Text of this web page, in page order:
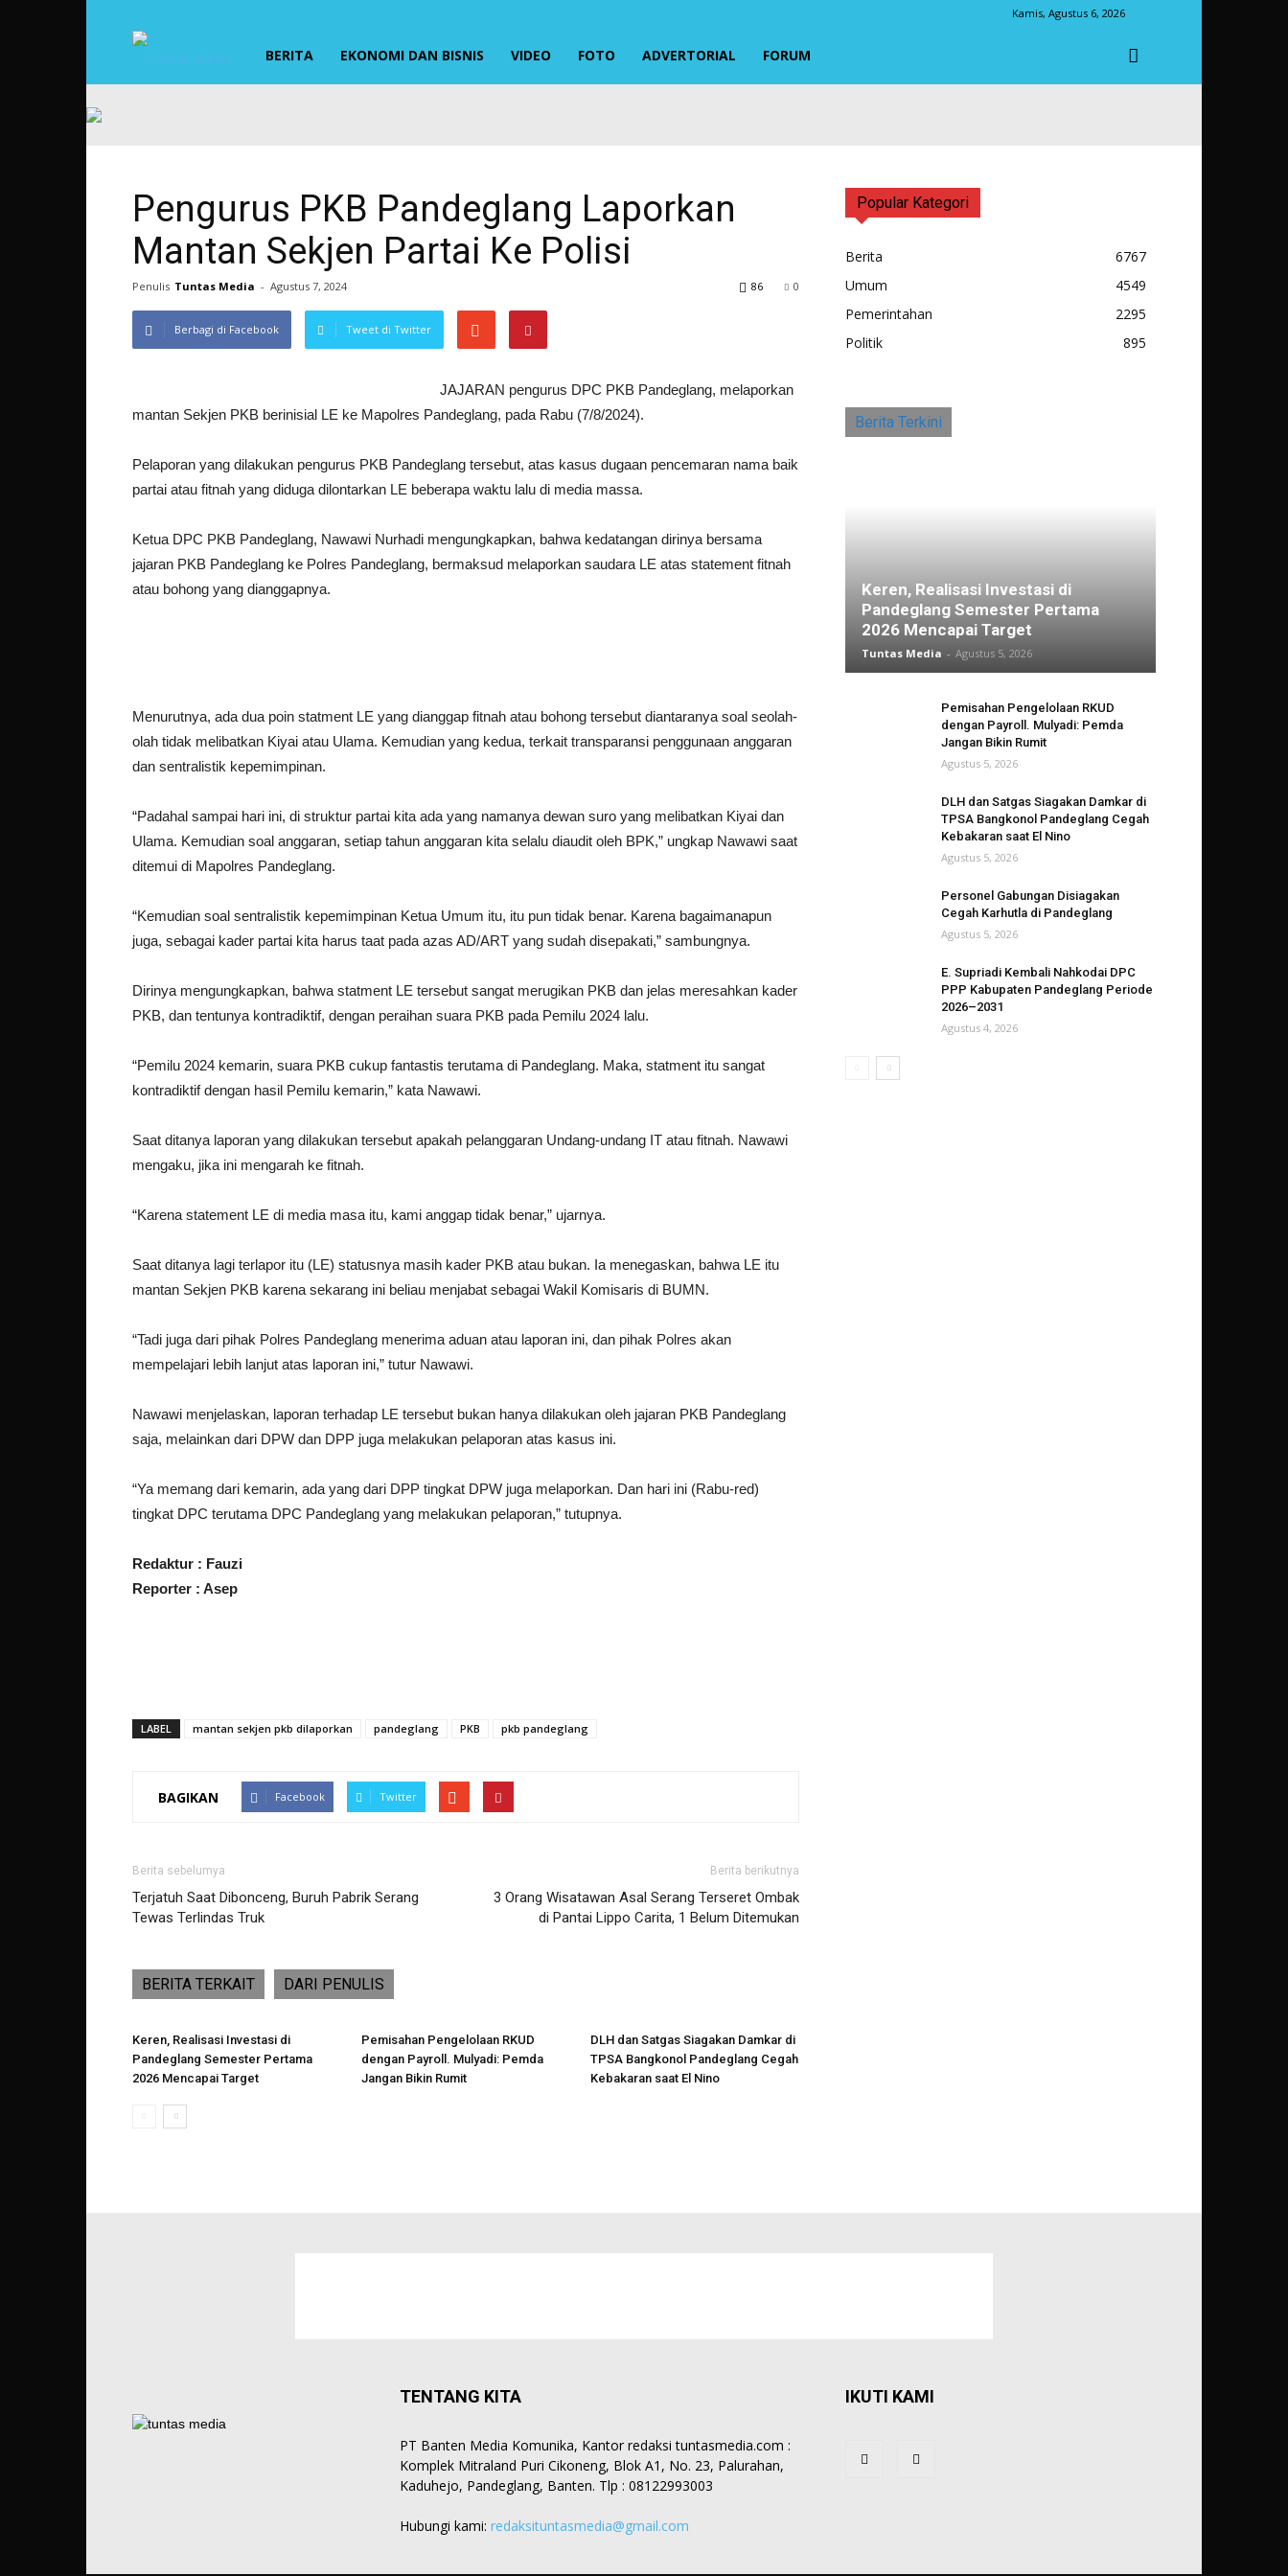
Kamis, Agustus 6, 2026
TUNTAS
BERITA EKONOMI DAN BISNIS VIDEO FOTO ADVERTORIAL FORUM
Pengurus PKB Pandeglang Laporkan
Mantan Sekjen Partai Ke Polisi
Penulis Tuntas Media - Agustus 7, 2024 0
86
Berbagi di Facebook Tweet di Twitter
JAJARAN pengurus DPC PKB Pandeglang, melaporkan
mantan Sekjen PKB berinisial LE ke Mapolres Pandeglang, pada Rabu (7/8/2024).
Pelaporan yang dilakukan pengurus PKB Pandeglang tersebut, atas kasus dugaan pencemaran nama baik
partai atau fitnah yang diduga dilontarkan LE beberapa waktu lalu di media massa.
Ketua DPC PKB Pandeglang, Nawawi Nurhadi mengungkapkan, bahwa kedatangan dirinya bersama
jajaran PKB Pandeglang ke Polres Pandeglang, bermaksud melaporkan saudara LE atas statement fitnah
atau bohong yang dianggapnya.
Menurutnya, ada dua poin statment LE yang dianggap fitnah atau bohong tersebut diantaranya soal seolah-
olah tidak melibatkan Kiyai atau Ulama. Kemudian yang kedua, terkait transparansi penggunaan anggaran
dan sentralistik kepemimpinan.
“Padahal sampai hari ini, di struktur partai kita ada yang namanya dewan suro yang melibatkan Kiyai dan
Ulama. Kemudian soal anggaran, setiap tahun anggaran kita selalu diaudit oleh BPK,” ungkap Nawawi saat
ditemui di Mapolres Pandeglang.
“Kemudian soal sentralistik kepemimpinan Ketua Umum itu, itu pun tidak benar. Karena bagaimanapun
juga, sebagai kader partai kita harus taat pada azas AD/ART yang sudah disepakati,” sambungnya.
Dirinya mengungkapkan, bahwa statment LE tersebut sangat merugikan PKB dan jelas meresahkan kader
PKB, dan tentunya kontradiktif, dengan peraihan suara PKB pada Pemilu 2024 lalu.
“Pemilu 2024 kemarin, suara PKB cukup fantastis terutama di Pandeglang. Maka, statment itu sangat
kontradiktif dengan hasil Pemilu kemarin,” kata Nawawi.
Saat ditanya laporan yang dilakukan tersebut apakah pelanggaran Undang-undang IT atau fitnah. Nawawi
mengaku, jika ini mengarah ke fitnah.
“Karena statement LE di media masa itu, kami anggap tidak benar,” ujarnya.
Saat ditanya lagi terlapor itu (LE) statusnya masih kader PKB atau bukan. Ia menegaskan, bahwa LE itu
mantan Sekjen PKB karena sekarang ini beliau menjabat sebagai Wakil Komisaris di BUMN.
“Tadi juga dari pihak Polres Pandeglang menerima aduan atau laporan ini, dan pihak Polres akan
mempelajari lebih lanjut atas laporan ini,” tutur Nawawi.
Nawawi menjelaskan, laporan terhadap LE tersebut bukan hanya dilakukan oleh jajaran PKB Pandeglang
saja, melainkan dari DPW dan DPP juga melakukan pelaporan atas kasus ini.
“Ya memang dari kemarin, ada yang dari DPP tingkat DPW juga melaporkan. Dan hari ini (Rabu-red)
tingkat DPC terutama DPC Pandeglang yang melakukan pelaporan,” tutupnya.
Redaktur : Fauzi
Reporter : Asep
LABEL mantan sekjen pkb dilaporkan pandeglang PKB pkb pandeglang
BAGIKAN Facebook Twitter
Berita sebelumya
Terjatuh Saat Dibonceng, Buruh Pabrik Serang
Tewas Terlindas Truk
Berita berikutnya
3 Orang Wisatawan Asal Serang Terseret Ombak
di Pantai Lippo Carita, 1 Belum Ditemukan
BERITA TERKAIT DARI PENULIS
Keren, Realisasi Investasi di
Pandeglang Semester Pertama
2026 Mencapai Target
Pemisahan Pengelolaan RKUD
dengan Payroll. Mulyadi: Pemda
Jangan Bikin Rumit
DLH dan Satgas Siagakan Damkar di
TPSA Bangkonol Pandeglang Cegah
Kebakaran saat El Nino
Popular Kategori
Berita
6767
Umum
4549
Pemerintahan
2295
Politik
895
Berita Terkini
Keren, Realisasi Investasi di
Pandeglang Semester Pertama
2026 Mencapai Target
Tuntas Media - Agustus 5, 2026
Pemisahan Pengelolaan RKUD
dengan Payroll. Mulyadi: Pemda
Jangan Bikin Rumit
Agustus 5, 2026
DLH dan Satgas Siagakan Damkar di
TPSA Bangkonol Pandeglang Cegah
Kebakaran saat El Nino
Agustus 5, 2026
Personel Gabungan Disiagakan
Cegah Karhutla di Pandeglang
Agustus 5, 2026
E. Supriadi Kembali Nahkodai DPC
PPP Kabupaten Pandeglang Periode
2026–2031
Agustus 4, 2026
TENTANG KITA
PT Banten Media Komunika, Kantor redaksi tuntasmedia.com :
Komplek Mitraland Puri Cikoneng, Blok A1, No. 23, Palurahan,
Kaduhejo, Pandeglang, Banten. Tlp : 08122993003
Hubungi kami: redaksituntasmedia@gmail.com
IKUTI KAMI